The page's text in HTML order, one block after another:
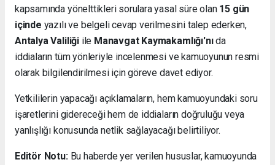
kapsamında yönelttikleri sorulara yasal süre olan 15 gün
içinde yazılı ve belgeli cevap verilmesini talep ederken,
Antalya Valiliğiile Manavgat Kaymakamlığı'nıda
iddiaların tüm yönleriyle incelenmesi ve kamuoyunun resmi
olarak bilgilendirilmesi için göreve davet ediyor.
Yetkililerin yapacağı açıklamaların, hem kamuoyundaki soru
işaretlerini gidereceği hem de iddiaların doğruluğu veya
yanlışlığı konusunda netlik sağlayacağı belirtiliyor.
Editör Notu:Bu haberde yer verilen hususlar, kamuoyunda